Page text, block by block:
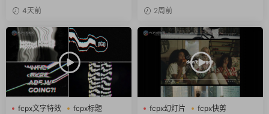
4天前 2周前
fcpx文字特效
fcpx标题
fcpx幻灯片
fcpx快剪